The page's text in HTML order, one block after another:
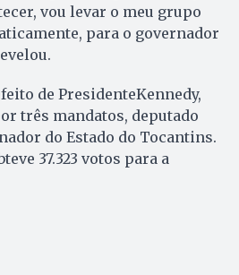
vou levar o meu grupo
para o governador
de PresidenteKennedy,
três mandatos, deputado
do Estado do Tocantins.
37.323 votos para a